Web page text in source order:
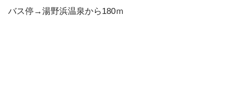
バス停→湯野浜温泉から180ｍ